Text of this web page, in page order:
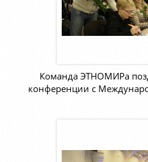
Команда ЭТНОМИРа
конференции с